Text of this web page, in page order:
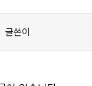
글쓴이